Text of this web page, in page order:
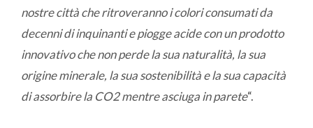
nostre città che ritroveranno i colori consumati da
decenni di inquinanti e piogge acide con un prodotto
innovativo che non perde la sua naturalità, la sua
origine minerale, la sua sostenibilità e la sua capacità
di assorbire la CO2 mentre asciuga in parete“.